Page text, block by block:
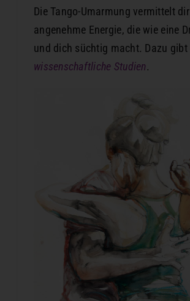
Die Tango-Umarmung vermittelt
angenehme Energie, die wie eine
und dich süchtig macht. Dazu gibt
wissenschaftliche Studien.